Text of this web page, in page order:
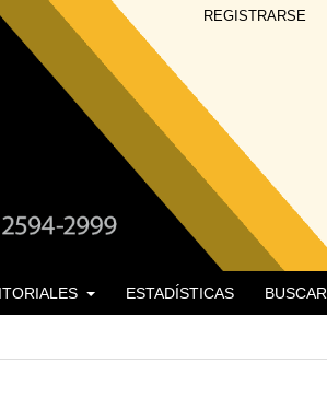
ESTADÍSTICAS BUSCAR
REGISTRARSE